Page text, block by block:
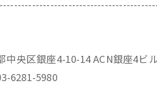
中央区銀座4-10-14 ACN銀座4ビ
6281-5980